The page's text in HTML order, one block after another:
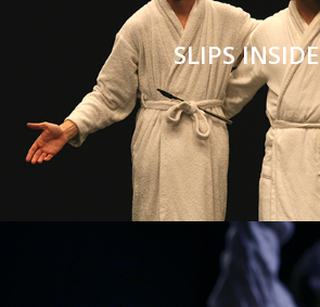
SLIPS INSIDE